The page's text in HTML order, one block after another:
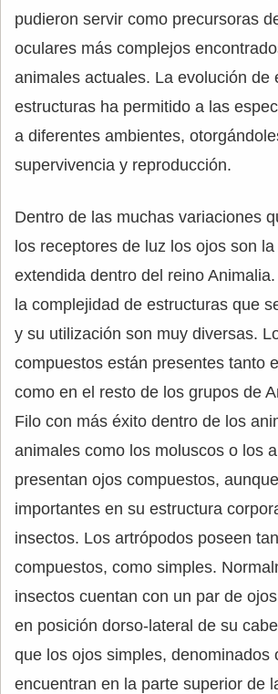
pudieron servir como precursoras
oculares más complejos
animales actuales. La evolución de
estructuras ha permitido a las
a diferentes ambientes,
supervivencia y reproducción.
Dentro de las muchas variaciones
los receptores de luz los ojos son
extendida dentro del reino
la complejidad de estructuras que
y su utilización son muy diversas.
compuestos están presentes tanto
como en el resto de los grupos de
Filo con más éxito dentro de los
animales como los moluscos o los
presentan ojos compuestos,
importantes en su estructura
insectos. Los artrópodos poseen
compuestos, como simples.
insectos cuentan con un par de
en posición dorso-lateral de su
que los ojos simples, denominados
encuentran en la parte superior de